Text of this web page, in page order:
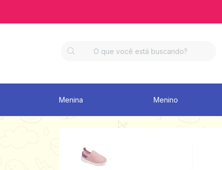
Menina Menino